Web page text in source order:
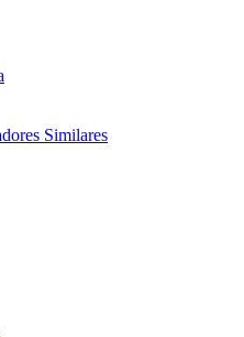
Similares